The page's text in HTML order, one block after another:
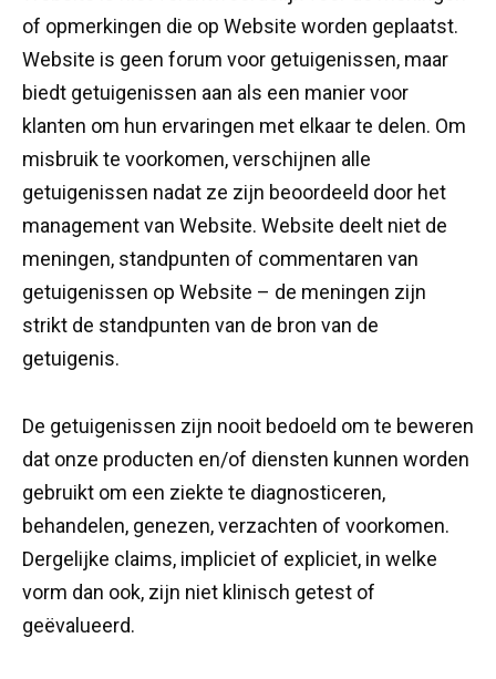
of opmerkingen die op Website worden geplaatst.
Website is geen forum voor getuigenissen, maar
biedt getuigenissen aan als een manier voor
klanten om hun ervaringen met elkaar te delen. Om
misbruik te voorkomen, verschijnen alle
getuigenissen nadat ze zijn beoordeeld door het
management van Website. Website deelt niet de
meningen, standpunten of commentaren van
getuigenissen op Website – de meningen zijn
strikt de standpunten van de bron van de
getuigenis.
De getuigenissen zijn nooit bedoeld om te beweren
dat onze producten en/of diensten kunnen worden
gebruikt om een ​​ziekte te diagnosticeren,
behandelen, genezen, verzachten of voorkomen.
Dergelijke claims, impliciet of expliciet, in welke
vorm dan ook, zijn niet klinisch getest of
geëvalueerd.